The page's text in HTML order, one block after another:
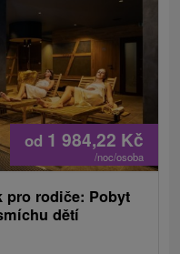
od 1 984,22 Kč
/noc/osoba
pro rodiče: Pobyt
dětí